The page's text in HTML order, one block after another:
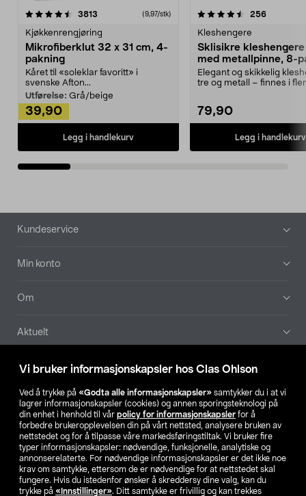
Vi bruker informasjonskapsler hos Clas Ohlson
Ved å trykke på «Godta alle informasjonskapsler» samtykker du i at vi
lagrer informasjonskapsler (cookies) og annen sporingsteknologi på
din enhet i henhold til vår policy for informasjonskapsler for å
forbedre brukeropplevelsen din på vårt nettsted, analysere bruken av
nettstedet og for å tilpasse våre markedsføringstiltak. Vi bruker fire
typer informasjonskapsler: nødvendige, funksjonelle, analytiske og
annonserelaterte. For nødvendige informasjonskapsler er det ikke noe
krav om samtykke, ettersom de er nødvendige for at nettstedet skal
fungere. Hvis du istedenfor ønsker å skreddersy dine valg, kan du
trykke på «Innstillinger». Ditt samtykke er frivillig og kan trekkes
3813 anmeldelser(9,97/stk)
Kjøkkenrengjøring
Mikrofiberklut 32 x 31 cm, 4-
pakning
Kåret til «soleklar favoritt» i
svenske Afton...
Utførelse: Grå/beige
39,90
Legg i handlekurv
4.5av 5 stjerner 256
Kleshengere
Sklisikre
med metallpinne, 8-
Elegant og skikkelig
tre og metall – finnes i
79,90
Legg i handlekurv
4.5av 5 stjerner
Bunntekst
Kundeservice
Min konto
Om
Aktuelt
Våre selskaper
Finn din butikk
SE NO FI